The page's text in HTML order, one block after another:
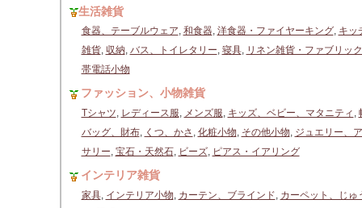
生活雑貨
食器、テーブルウェア, 和食器, 洋食器・ファイヤーキング, キッ
雑貨, 収納, バス、トイレタリー, 寝具, リネン雑貨・ファブリック
帯電話小物
ファッション、小物雑貨
Tシャツ, レディース服, メンズ服, キッズ、ベビー、マタニティ ,
バッグ、財布, くつ、かさ , 化粧小物, その他小物, ジュエリー、
サリー, 宝石・天然石, ビーズ, ピアス・イアリング
インテリア雑貨
家具, インテリア小物, カーテン、ブラインド, カーペット、じゅ